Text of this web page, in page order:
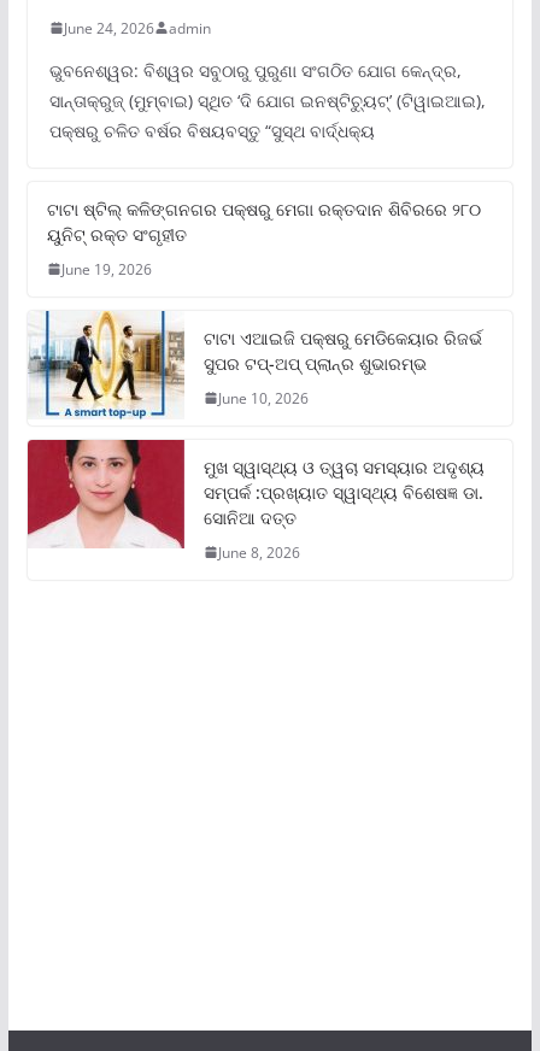
June 24, 2026 admin
ଭୁବନେଶ୍ୱର: ବିଶ୍ୱର ସବୁଠାରୁ ପୁରୁଣା ସଂଗଠିତ ଯୋଗ କେନ୍ଦ୍ର,
ସାନ୍ତାକ୍ରୁଜ୍ (ମୁମ୍ବାଇ) ସ୍ଥିତ ‘ଦି ଯୋଗ ଇନଷ୍ଟିଚ୍ୟୁଟ୍‌’ (ଟିୱାଇଆଇ),
ପକ୍ଷରୁ ଚଳିତ ବର୍ଷର ବିଷୟବସ୍ତୁ “ସୁସ୍ଥ ବାର୍ଦ୍ଧକ୍ୟ
ଟାଟା ଷ୍ଟିଲ୍‌ କଳିଙ୍ଗନଗର ପକ୍ଷରୁ ମେଗା ରକ୍ତଦାନ ଶିବିରରେ ୨୮୦
ୟୁନିଟ୍‌ ରକ୍ତ ସଂଗୃହୀତ
June 19, 2026
ଟାଟା ଏଆଇଜି ପକ୍ଷରୁ ମେଡିକେୟାର ରିଜର୍ଭ
ସୁପର ଟପ୍‌-ଅପ୍ ପ୍ଲାନ୍‌ର ଶୁଭାରମ୍ଭ
June 10, 2026
ମୁଖ ସ୍ୱାସ୍ଥ୍ୟ ଓ ତ୍ୱଚା ସମସ୍ୟାର ଅଦୃଶ୍ୟ
ସମ୍ପର୍କ :ପ୍ରଖ୍ୟାତ ସ୍ୱାସ୍ଥ୍ୟ ବିଶେଷଜ୍ଞ ଡା.
ସୋନିଆ ଦତ୍ତ
June 8, 2026